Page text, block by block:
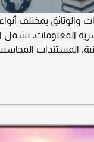
والوثائق بمختلف
المعلومات. تشمل
المستندات